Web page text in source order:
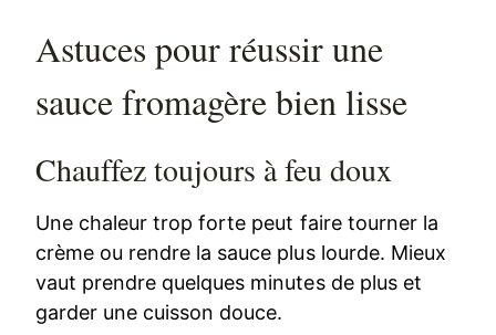
Astuces pour réussir une
sauce fromagère bien lisse
Chauffez toujours à feu doux
Une chaleur trop forte peut faire tourner la
crème ou rendre la sauce plus lourde. Mieux
vaut prendre quelques minutes de plus et
garder une cuisson douce.